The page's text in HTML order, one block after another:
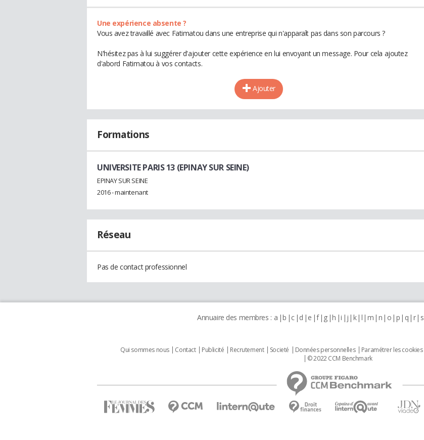
Une expérience absente ?
Vous avez travaillé avec Fatimatou dans une entreprise qui n'apparaît pas dans son parcours ?
N'hésitez pas à lui suggérer d'ajouter cette expérience en lui envoyant un message. Pour cela ajoutez
d'abord Fatimatou à vos contacts.
Ajouter
Formations
UNIVERSITE PARIS 13 (EPINAY SUR SEINE)
EPINAY SUR SEINE
2016 - maintenant
Réseau
Pas de contact professionnel
Annuaire des membres : a b c d e f g h i j k l m n o p q r s
Qui sommes nous Contact Publicité Recrutement Societé Données personnelles Paramétrer les cookies
© 2022 CCM Benchmark